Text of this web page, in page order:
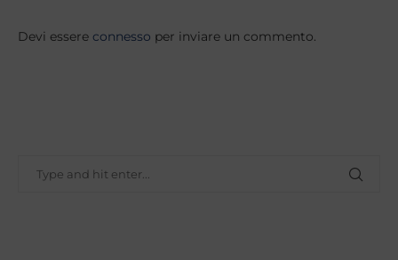
Devi essere connesso per inviare un commento.